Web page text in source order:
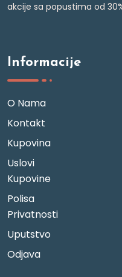
akcije sa popustima od
Informacije
O Nama
Kontakt
Kupovina
Uslovi
Kupovine
Polisa
Privatnosti
Uputstvo
Odjava